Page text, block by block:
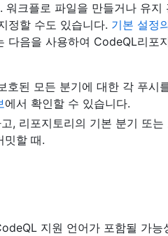
크플로 파일을 만들거나 유지
정할 수도 있습니다. 기본 설정
다음을 사용하여 CodeQL리포
호된 모든 분기에 대한 각 푸시
에서 확인할 수 있습니다.
, 리포지토리의 기본 분기 또
밋할 때.
지원 언어가 포함될 가능